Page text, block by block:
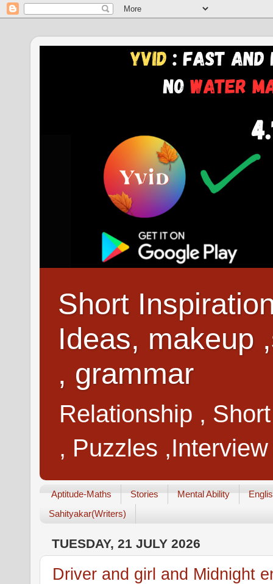
Short
Ideas, makeup
, grammar
Relationship ,
, Puzzles
Aptitude-Maths Stories Mental Ability
Sahityakar(Writers)
TUESDAY, 21 JULY 2026
Driver and girl and Midnight